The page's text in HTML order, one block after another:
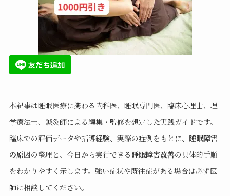
本記事は睡眠医療に携わる内科医、睡眠専門医、臨床心理士、理
学療法士、鍼灸師による編集・監修を想定した実践ガイドです。
臨床での評価データや指導経験、実際の症例をもとに、 睡眠障害
の原因の整理と、今日から実行できる 睡眠障害改善の具体的手順
をわかりやすく示します。強い症状や既往症がある場合は必ず医
師に相談してください。